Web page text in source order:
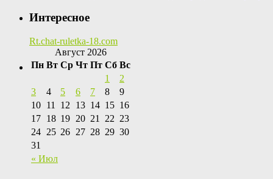
Интересное
Rt.chat-ruletka-18.com
Август 2026
Пн Вт Ср Чт Пт Сб Вс
« Июл
1
2
3
4 5 6 7 8
9
10 11 12 13 14 15 16
17 18 19 20 21 22 23
24 25 26 27 28 29 30
31